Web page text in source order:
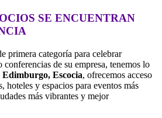
SE ENCUENTRAN
primera categoría para celebrar
de su empresa, tenemos lo
Edimburgo, Escocia, ofrecemos acceso
hoteles y espacios para eventos más
más vibrantes y mejor